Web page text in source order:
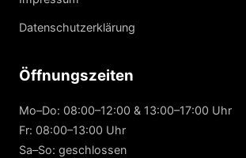
Datenschutzerklärung
Öffnungszeiten
Mo–Do: 08:00–12:00 & 13:00–17:00 Uhr
Fr: 08:00–13:00 Uhr
Sa–So: geschlossen